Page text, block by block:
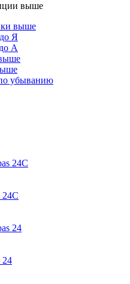
выше
выше
Я
А
убыванию
24